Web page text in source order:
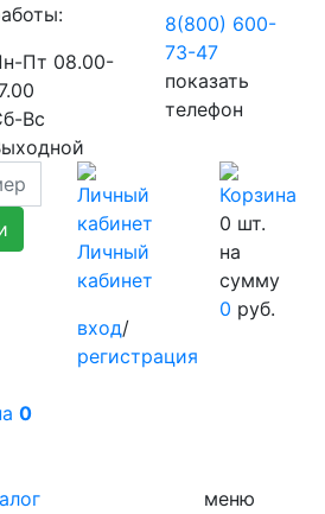
Пт 08.00-
Вс
8(800) 600-
73-47
показать
телефон
Личный
кабинет
вход/
регистрация
0 шт.
на
сумму
0 руб.
0
меню